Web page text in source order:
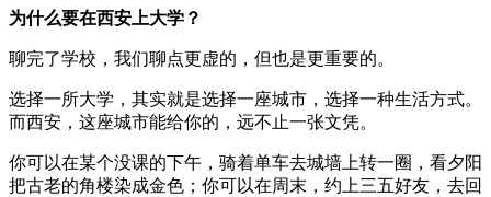
为什么要在西安上大学？
聊完了学校，我们聊点更虚的，但也是更重要的。
选择一所大学，其实就是选择一座城市，选择一种生活方式。
而西安，这座城市能给你的，远不止一张文凭。
你可以在某个没课的下午，骑着单车去城墙上转一圈，看夕阳
把古老的角楼染成金色；你可以在周末，约上三五好友，去回